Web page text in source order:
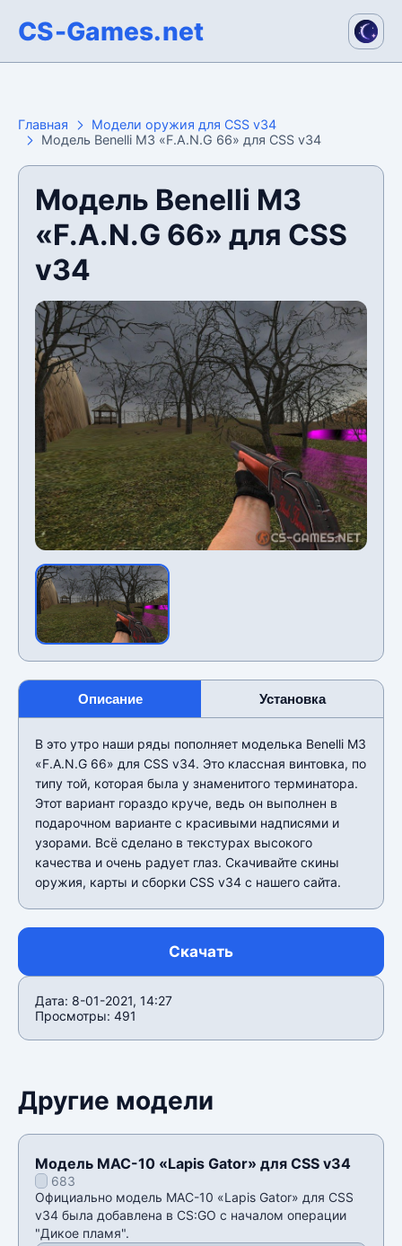
CS-Games.net
Главная
Модели оружия для CSS v34
Модель Benelli M3 «F.A.N.G 66» для CSS v34
Модель Benelli M3
«F.A.N.G 66» для CSS
v34
Описание Установка
В это утро наши ряды пополняет моделька Benelli M3
«F.A.N.G 66» для CSS v34. Это классная винтовка, по
типу той, которая была у знаменитого терминатора.
Этот вариант гораздо круче, ведь он выполнен в
подарочном варианте с красивыми надписями и
узорами. Всё сделано в текстурах высокого
качества и очень радует глаз. Скачивайте скины
оружия, карты и сборки CSS v34 c нашего сайта.
Скачать
Дата: 8-01-2021, 14:27
Просмотры: 491
Другие модели
Модель MAC-10 «Lapis Gator» для CSS v34
683
Официально модель MAC-10 «Lapis Gator» для CSS
v34 была добавлена в CS:GO с началом операции
"Дикое пламя".